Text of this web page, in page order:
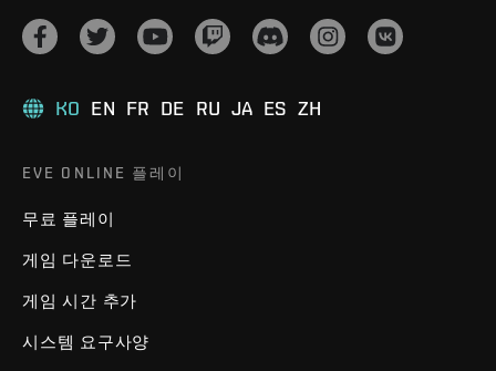
KO EN FR DE RU JA ES ZH
EVE ONLINE 플레이
무료 플레이
게임 다운로드
게임 시간 추가
시스템 요구사양